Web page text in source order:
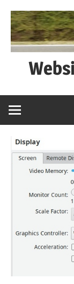
Inhalt
springen
schwätza